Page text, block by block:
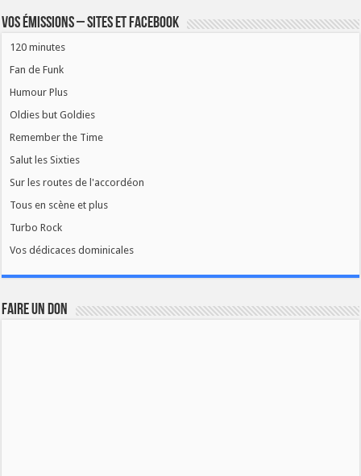
Vos émissions – Sites et Facebook
120 minutes
Fan de Funk
Humour Plus
Oldies but Goldies
Remember the Time
Salut les Sixties
Sur les routes de l'accordéon
Tous en scène et plus
Turbo Rock
Vos dédicaces dominicales
FAIRE UN DON